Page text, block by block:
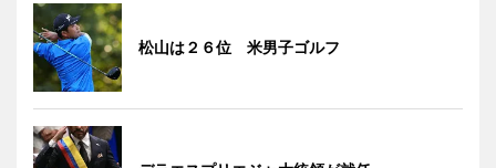
松山は２６位 米男子ゴルフ